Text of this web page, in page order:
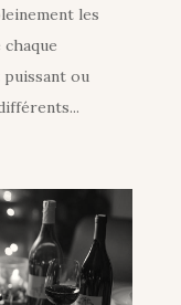
les
ou